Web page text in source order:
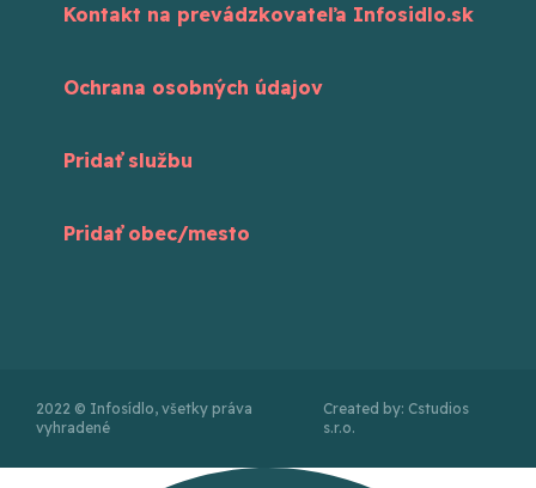
Kontakt na prevádzkovateľa Infosidlo.sk
Ochrana osobných údajov
Pridať službu
Pridať obec/mesto
2022 © Infosídlo, všetky práva
vyhradené
Created by: Cstudios
s.r.o.